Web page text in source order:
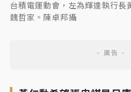
台積電運動會，左為輝達執行長
魏哲家。陳卓邦攝